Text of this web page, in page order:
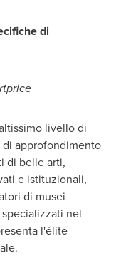
di
livello di
approfondimento
di belle arti,
e istituzionali,
di musei
nel
l'élite